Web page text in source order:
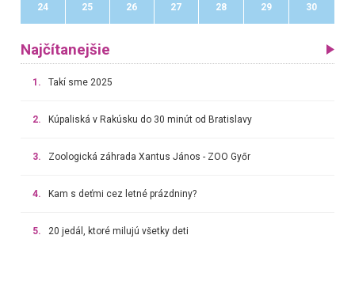
24 25 26 27 28 29 30
Najčítanejšie
1. Takí sme 2025
2. Kúpaliská v Rakúsku do 30 minút od Bratislavy
3. Zoologická záhrada Xantus János - ZOO Győr
4. Kam s deťmi cez letné prázdniny?
5. 20 jedál, ktoré milujú všetky deti